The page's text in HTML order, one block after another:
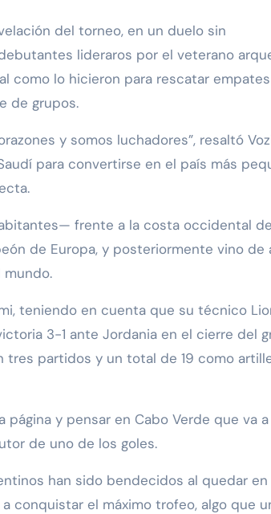
del torneo, en un duelo sin
lideraros por el veterano
como lo hicieron para rescatar empates
de grupos.
y somos luchadores”, resaltó
para convertirse en el país más
frente a la costa occidental de
de Europa, y posteriormente vino de
mundo.
teniendo en cuenta que su técnico
3-1 ante Jordania en el cierre del
tres partidos y un total de 19 como
y pensar en Cabo Verde que va
de uno de los goles.
han sido bendecidos al quedar en
conquistar el máximo trofeo, algo que